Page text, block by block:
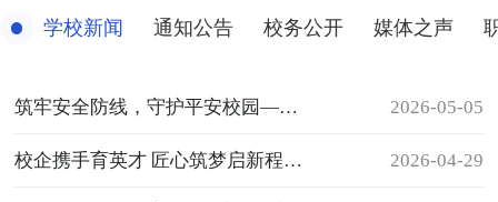
学校新闻 通知公告 校务公开 媒体之声
筑牢安全防线，守护平安校园——我院开展“五一”节前校园安全大排查 2026-05-05
校企携手育英才 匠心筑梦启新程——汽车与现代交通系与东南汽车订单班开班仪式圆满举行 2026-04-29